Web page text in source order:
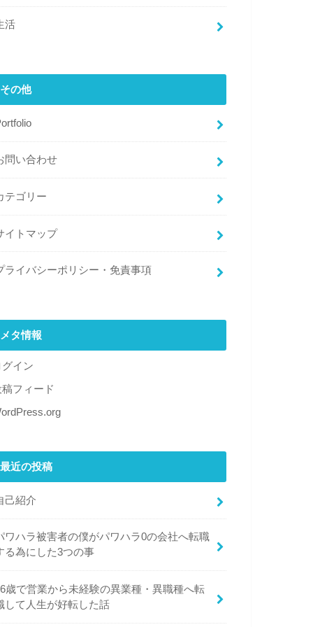
活
その他
問い合わせ
テゴリー
イトマップ
ライバシーポリシー・免責事項
メタ情報
グイン
稿フィード
最近の投稿
己紹介
ワハラ被害者の僕がパワハラ0の会社へ転職
る為にした3つの事
歳で営業から未経験の異業種・異職種へ転
して人生が好転した話